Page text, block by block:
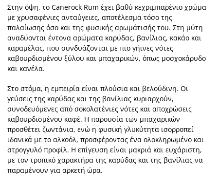
Στην όψη, το Canerock Rum έχει βαθύ κεχριμπαρένιο χρώμα
με χρυσαφένιες ανταύγειες, αποτέλεσμα τόσο της
παλαίωσης όσο και της φυσικής αρωμάτισής του. Στη μύτη
αναδύονται έντονα αρώματα καρύδας, βανίλιας, κακάο και
καραμέλας, που συνδυάζονται με πιο γήινες νότες
καβουρδισμένου ξύλου και μπαχαρικών, όπως μοσχοκάρυδο
και κανέλα.
Στο στόμα, η εμπειρία είναι πλούσια και βελούδινη. Οι
γεύσεις της καρύδας και της βανίλιας κυριαρχούν,
συνοδευόμενες από σοκολατένιες νότες και αποχρώσεις
καβουρδισμένου καφέ. Η παρουσία των μπαχαρικών
προσθέτει ζωντάνια, ενώ η φυσική γλυκύτητα ισορροπεί
ιδανικά με το αλκοόλ, προσφέροντας ένα ολοκληρωμένο και
στρογγυλό προφίλ. Η επίγευση είναι μακριά και ευχάριστη,
με τον τροπικό χαρακτήρα της καρύδας και της βανίλιας να
παραμένουν για αρκετή ώρα.